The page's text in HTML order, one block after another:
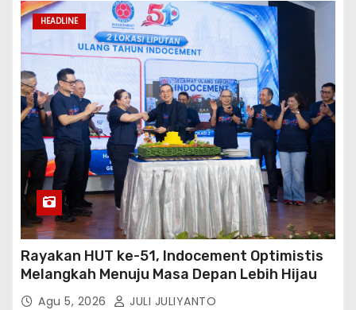
HEADLINE
Rayakan HUT ke-51, Indocement Optimistis
Melangkah Menuju Masa Depan Lebih Hijau
Agu 5, 2026 JULI JULIYANTO